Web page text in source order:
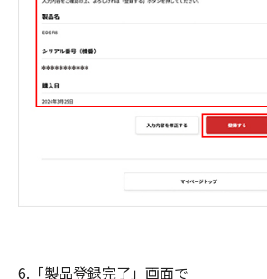
6.「製品登録完了」画面で